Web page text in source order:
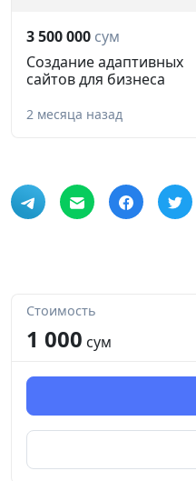
3 500 000 сум
Создание адаптивных
сайтов для бизнеса
2 месяца назад
Стоимость
1 000 сум